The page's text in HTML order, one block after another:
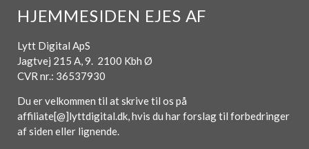
HJEMMESIDEN EJES AF
Lytt Digital ApS
Jagtvej 215 A, 9. 2100 Kbh Ø
CVR nr.: 36537930
Du er velkommen til at skrive til os på
affiliate[@]lyttdigital.dk, hvis du har forslag til forbedringer
af siden eller lignende.